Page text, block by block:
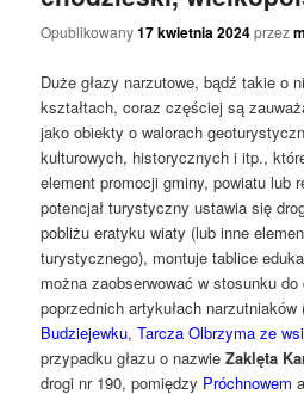
Opublikowany17 kwietnia 2024przez
Duże głazy narzutowe, bądź takie o
kształtach, coraz częściej są
jako obiekty o walorach
kulturowych, historycznych i itp.,
element promocji gminy, powiatu lub
potencjał turystyczny ustawia się
pobliżu eratyku wiaty (lub inne
turystycznego), montuje tablice
można zaobserwować w stosunku
poprzednich artykułach narzutniaków
Budziejewku,Tarcza Olbrzyma ze
przypadku głazu o nazwieZaklęta
drogi nr 190, pomiędzy Próchnowem